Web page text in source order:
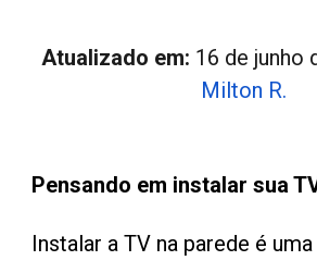
Atualizado em: 16 de junho
Milton R.
Pensando em instalar sua
Instalar a TV na parede é